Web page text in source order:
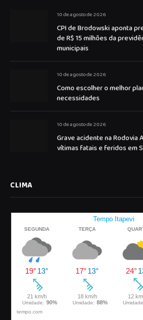
10 de agosto de 2026
CPI de Brodowski aponta
de R$ 15 milhões da
municipais
10 de agosto de 2026
Como escolher o melhor
necessidades
10 de agosto de 2026
Grave acidente na Rodovia
vítimas fatais e feridos em
CLIMA